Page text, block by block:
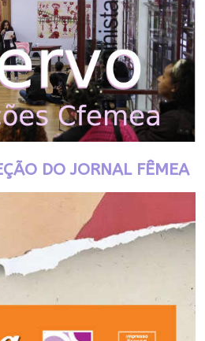
DO JORNAL FÊMEA